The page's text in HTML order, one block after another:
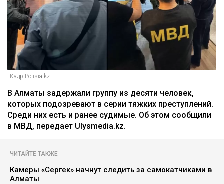
Кадр Polisia.kz
В Алматы задержали группу из десяти человек,
которых подозревают в серии тяжких преступлений.
Среди них есть и ранее судимые. Об этом сообщили
в МВД, передает Ulysmedia.kz.
ЧИТАЙТЕ ТАКЖЕ
Камеры «Сергек» начнут следить за самокатчиками в
Алматы